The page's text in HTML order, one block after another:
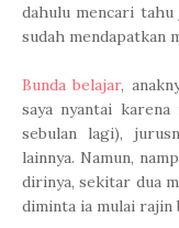
dahulu mencari
sudah mendapatkan
Bunda belajar,
saya nyantai
sebulan lagi),
lainnya. Namun,
dirinya, sekitar dua
diminta ia mulai